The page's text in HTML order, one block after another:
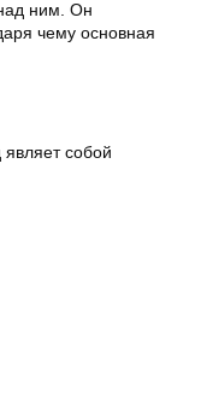
ним. Он
чему основная
собой